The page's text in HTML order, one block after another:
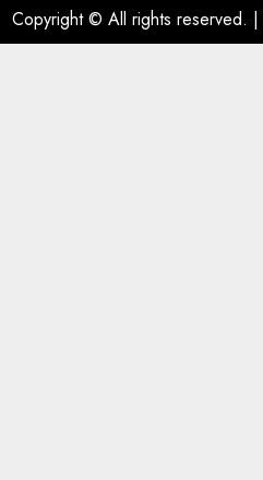
Copyright © All rights reserved. |